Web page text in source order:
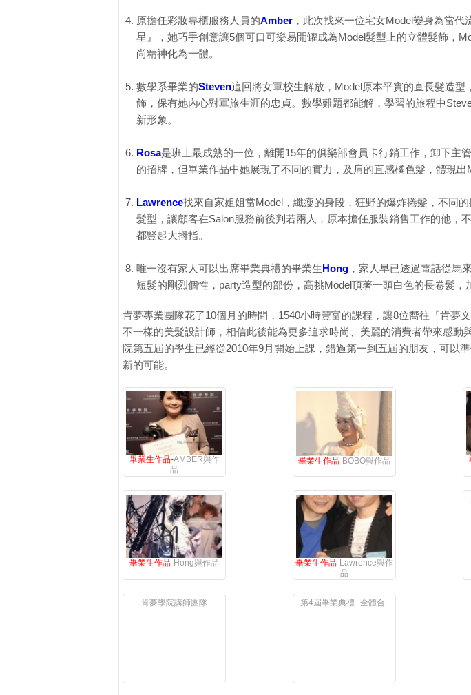
原擔任彩妝專櫃服務人員的Amber ，此次找來一位宅女Model變身為當
星』，她巧手創意讓5個可口可樂易開罐成為Model髮型上的立體髮飾，
尚精神化為一體。
數學系畢業的Steven這回將女軍校生解放，Model原本平實的直長髮造
飾，保有她內心對軍旅生涯的忠貞。數學難題都能解，學習的旅程中
新形象。
Rosa是班上最成熟的一位，離開15年的俱樂部會員卡行銷工作，卸下主
的招牌，但畢業作品中她展現了不同的實力，及肩的直感橘色髮，體現
Lawrence找來自家姐姐當Model，纖瘦的身段，狂野的爆炸捲髮，不同
髮型，讓顧客在Salon服務前後判若兩人，原本擔任服裝銷售工作的他
都豎起大拇指。
唯一沒有家人可以出席畢業典禮的畢業生Hong ，家人早已透過電話從馬
短髮的剛烈個性，party造型的部份，高挑Model頂著一頭白色的長卷髮，
肯夢專業團隊花了10個月的時間，1540小時豐富的課程，讓8位嚮往『肯夢
不一樣的美髮設計師，相信此後能為更多追求時尚、美麗的消費者帶來感
院第五屆的學生已經從2010年9月開始上課，錯過第一到五屆的朋友，可以
新的可能。
畢業生作品-AMBER與作
品
畢業生作品-BOBO與作品
畢業生作品-Hong與作品 畢業生作品-Lawrence與作
品
肯夢學院講師團隊 第4屆畢業典禮--全體合..